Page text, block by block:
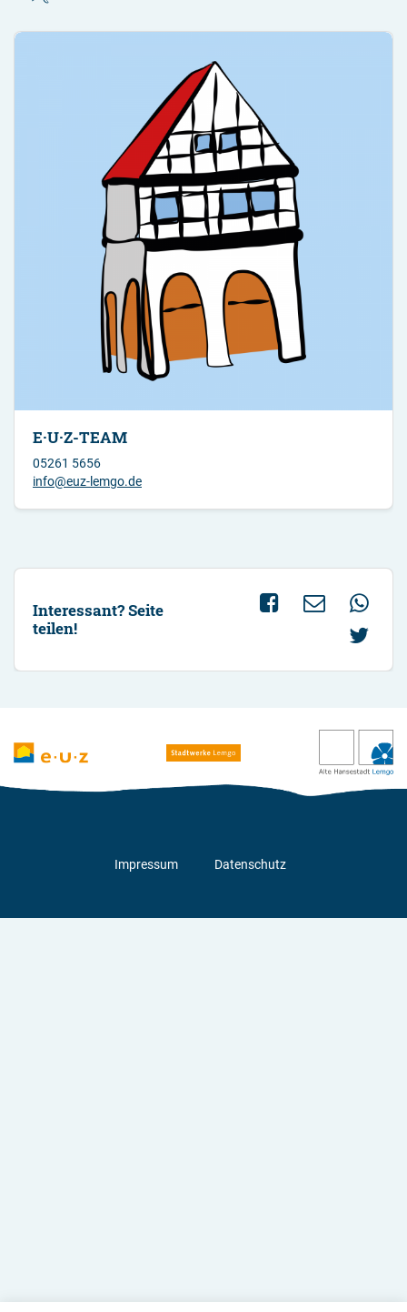
E·U·Z-TEAM
05261 5656
info@euz-lemgo.de
Interessant? Seite
teilen!
Impressum Datenschutz